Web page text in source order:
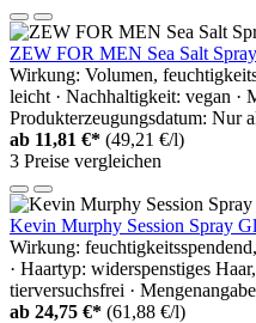
ZEW FOR MEN Sea Salt
Wirkung: Volumen,
leicht · Nachhaltigkeit: vegan ·
Produkterzeugungsdatum: Nur
ab 11,81 €* (49,21 €/l)
3 Preise vergleichen
Kevin Murphy Session Spray
Wirkung:
· Haartyp: widerspenstiges
tierversuchsfrei ·
ab 24,75 €* (61,88 €/l)